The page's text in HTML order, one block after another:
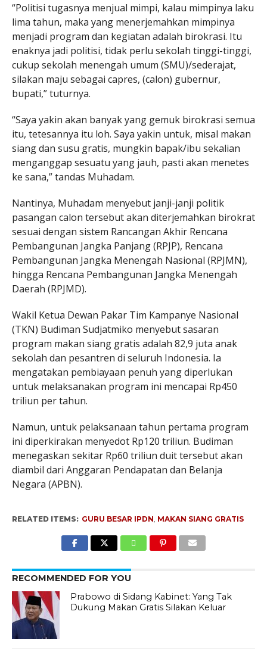
“Politisi tugasnya menjual mimpi, kalau mimpinya laku
lima tahun, maka yang menerjemahkan mimpinya
menjadi program dan kegiatan adalah birokrasi. Itu
enaknya jadi politisi, tidak perlu sekolah tinggi-tinggi,
cukup sekolah menengah umum (SMU)/sederajat,
silakan maju sebagai capres, (calon) gubernur,
bupati,” tuturnya.
“Saya yakin akan banyak yang gemuk birokrasi semua
itu, tetesannya itu loh. Saya yakin untuk, misal makan
siang dan susu gratis, mungkin bapak/ibu sekalian
menganggap sesuatu yang jauh, pasti akan menetes
ke sana,” tandas Muhadam.
Nantinya, Muhadam menyebut janji-janji politik
pasangan calon tersebut akan diterjemahkan birokrat
sesuai dengan sistem Rancangan Akhir Rencana
Pembangunan Jangka Panjang (RPJP), Rencana
Pembangunan Jangka Menengah Nasional (RPJMN),
hingga Rencana Pembangunan Jangka Menengah
Daerah (RPJMD).
Wakil Ketua Dewan Pakar Tim Kampanye Nasional
(TKN) Budiman Sudjatmiko menyebut sasaran
program makan siang gratis adalah 82,9 juta anak
sekolah dan pesantren di seluruh Indonesia. Ia
mengatakan pembiayaan penuh yang diperlukan
untuk melaksanakan program ini mencapai Rp450
triliun per tahun.
Namun, untuk pelaksanaan tahun pertama program
ini diperkirakan menyedot Rp120 triliun. Budiman
menegaskan sekitar Rp60 triliun duit tersebut akan
diambil dari Anggaran Pendapatan dan Belanja
Negara (APBN).
RELATED ITEMS: GURU BESAR IPDN MAKAN SIANG GRATIS
RECOMMENDED FOR YOU
Prabowo di Sidang Kabinet: Yang Tak
Dukung Makan Gratis Silakan Keluar